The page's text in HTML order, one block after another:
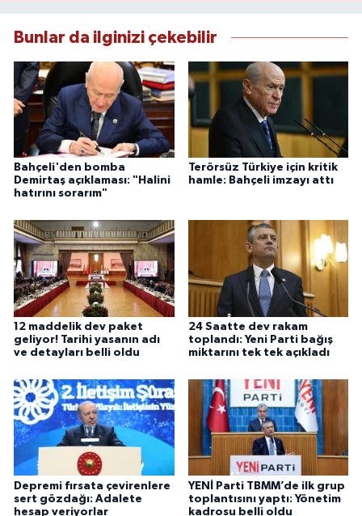
Bunlar da ilginizi çekebilir
Bahçeli'den bomba
Demirtaş açıklaması: "Halini
hatırını sorarım"
Terörsüz Türkiye için kritik
hamle: Bahçeli imzayı attı
12 maddelik dev paket
geliyor! Tarihi yasanın adı
ve detayları belli oldu
24 Saatte dev rakam
toplandı: Yeni Parti bağış
miktarını tek tek açıkladı
Depremi fırsata çevirenlere
sert gözdağı: Adalete
hesap veriyorlar
YENİ Parti TBMM’de ilk grup
toplantısını yaptı: Yönetim
kadrosu belli oldu